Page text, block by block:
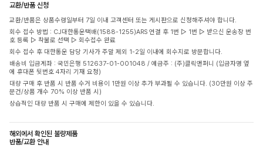
교환/반품 신청
교환/반품은 상품수령일부터 7일 이내 고객센터 또는 게시판으로 신청해주셔야 합니다.
회수 접수 방법 : CJ대한통운택배(1588-1255)ARS 연결 후 1번 ▷ 1번 ▷ 받으신 운송장 번
호 등록 ▷ 착불로 선택 ▷ 회수접수 완료
회수 접수 후 대한통운 담당 기사가 주말 제외 1-2일 이내에 회수지로 방문합니다.
배송비 입금계좌 : 국민은행 512637-01-001048 / 예금주 : (주)클릭앤퍼니 (입금자명 옆
에 휴대폰 뒷번호 4자리 기재 요청)
대량 구매 후 반품 시 반품 수거 비용이 1만원 이상 추가 부과될 수 있습니다. (30만원 이상 주
문건/상품 개수 70% 이상 반품 시)
상습적인 대량 반품 시 구매에 제한이 있을 수 있습니다.
해외에서 확인된 불량제품
반품/교환 안내